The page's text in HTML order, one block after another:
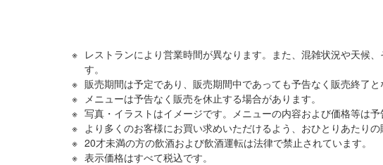
レストランにより営業時間が異なります。また、混雑状況や天候
す。
販売期間は予定であり、販売期間中であっても予告なく販売終了
メニューは予告なく販売を休止する場合があります。
写真・イラストはイメージです。メニューの内容および価格等は
より多くのお客様にお買い求めいただけるよう、おひとりあたり
20才未満の方の飲酒および飲酒運転は法律で禁止されています。
表⽰価格はすべて税込です。